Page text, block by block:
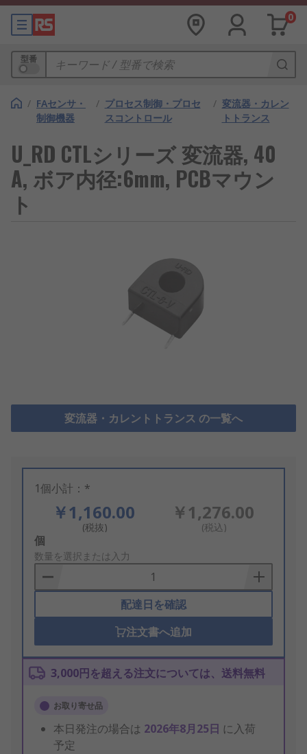
0
型番
/ FAセンサ・
制御機器
/ プロセス制御・プロセ
スコントロール
/ 変流器・カレン
トトランス
U_RD CTLシリーズ 変流器, 40
A, ボア内径:6mm, PCBマウン
ト
変流器・カレントトランス の一覧へ
1個小計：*
￥1,160.00
(税抜)
￥1,276.00
(税込)
Add
to
Basket
個
数量を選択または入力
配達日を確認
注文書へ追加
3,000円を超える注文については、送料無料
お取り寄せ品
本日発注の場合は 2026年8月25日 に入荷
予定